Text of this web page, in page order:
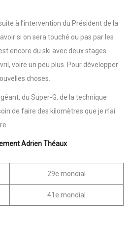
à l’intervention du Président de la
si on sera touché ou pas par les
encore du ski avec deux stages
voire un peu plus. Pour développer
choses.
du Super-G, de la technique
de faire des kilomètres que je n’ai
Adrien Théaux
29e mondial
41e mondial